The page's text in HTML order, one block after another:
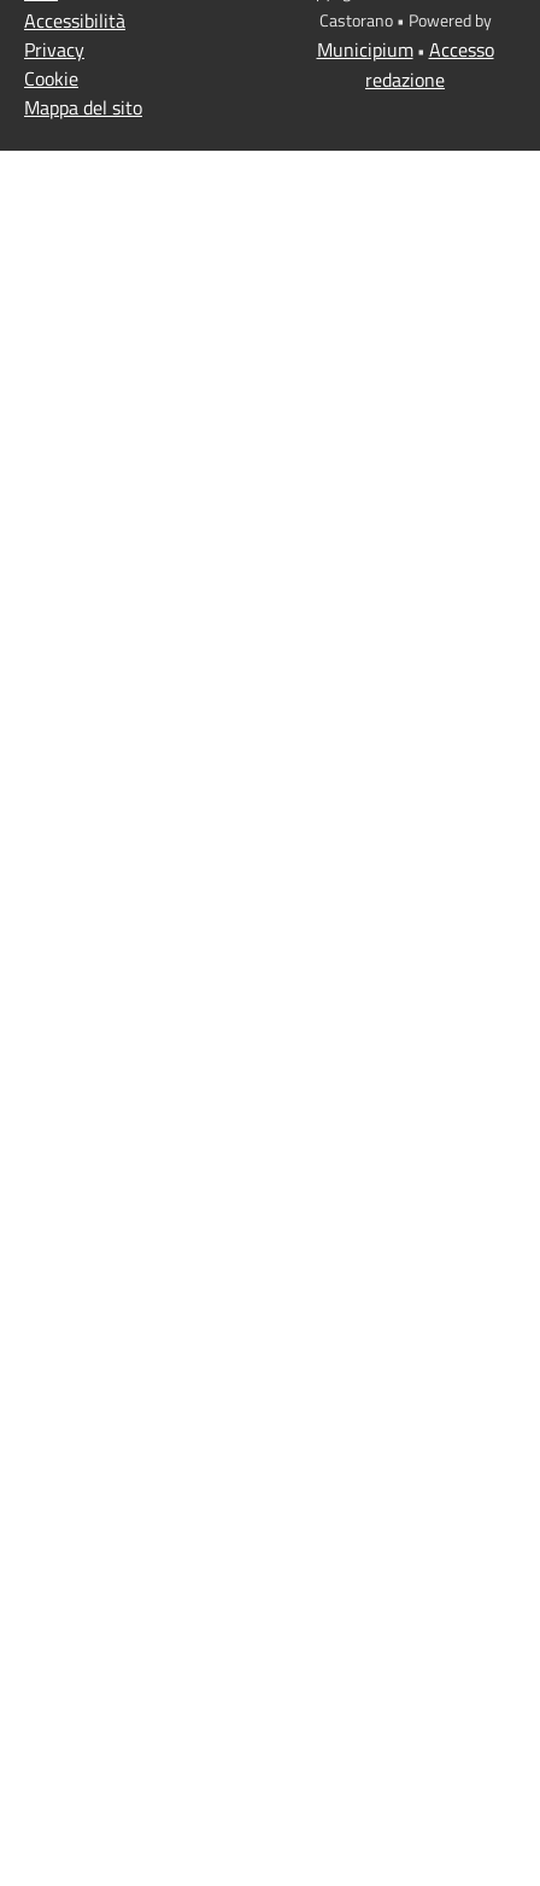
Accessibilità
Privacy
Cookie
Mappa del sito
Castorano • Powered by
Municipium• Accesso
redazione